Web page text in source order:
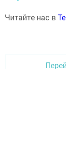
Читайте нас в